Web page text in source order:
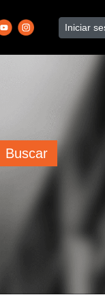
Iniciar
Buscar